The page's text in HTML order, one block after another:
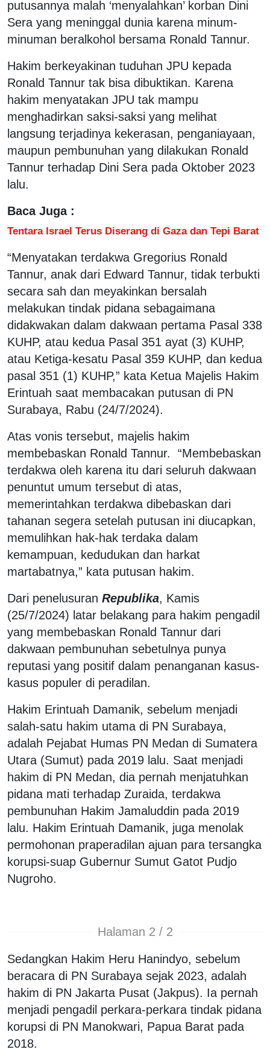
putusannya malah ‘menyalahkan’ korban Dini
Sera yang meninggal dunia karena minum-
minuman beralkohol bersama Ronald Tannur.
Hakim berkeyakinan tuduhan JPU kepada
Ronald Tannur tak bisa dibuktikan. Karena
hakim menyatakan JPU tak mampu
menghadirkan saksi-saksi yang melihat
langsung terjadinya kekerasan, penganiayaan,
maupun pembunuhan yang dilakukan Ronald
Tannur terhadap Dini Sera pada Oktober 2023
lalu.
Baca Juga :
Tentara Israel Terus Diserang di Gaza dan Tepi Barat
“Menyatakan terdakwa Gregorius Ronald
Tannur, anak dari Edward Tannur, tidak terbukti
secara sah dan meyakinkan bersalah
melakukan tindak pidana sebagaimana
didakwakan dalam dakwaan pertama Pasal 338
KUHP, atau kedua Pasal 351 ayat (3) KUHP,
atau Ketiga-kesatu Pasal 359 KUHP, dan kedua
pasal 351 (1) KUHP,” kata Ketua Majelis Hakim
Erintuah saat membacakan putusan di PN
Surabaya, Rabu (24/7/2024).
Atas vonis tersebut, majelis hakim
membebaskan Ronald Tannur. “Membebaskan
terdakwa oleh karena itu dari seluruh dakwaan
penuntut umum tersebut di atas,
memerintahkan terdakwa dibebaskan dari
tahanan segera setelah putusan ini diucapkan,
memulihkan hak-hak terdaka dalam
kemampuan, kedudukan dan harkat
martabatnya,” kata putusan hakim.
Dari penelusuran Republika, Kamis
(25/7/2024) latar belakang para hakim pengadil
yang membebaskan Ronald Tannur dari
dakwaan pembunuhan sebetulnya punya
reputasi yang positif dalam penanganan kasus-
kasus populer di peradilan.
Hakim Erintuah Damanik, sebelum menjadi
salah-satu hakim utama di PN Surabaya,
adalah Pejabat Humas PN Medan di Sumatera
Utara (Sumut) pada 2019 lalu. Saat menjadi
hakim di PN Medan, dia pernah menjatuhkan
pidana mati terhadap Zuraida, terdakwa
pembunuhan Hakim Jamaluddin pada 2019
lalu. Hakim Erintuah Damanik, juga menolak
permohonan praperadilan ajuan para tersangka
korupsi-suap Gubernur Sumut Gatot Pudjo
Nugroho.
Halaman 2 / 2
Sedangkan Hakim Heru Hanindyo, sebelum
beracara di PN Surabaya sejak 2023, adalah
hakim di PN Jakarta Pusat (Jakpus). Ia pernah
menjadi pengadil perkara-perkara tindak pidana
korupsi di PN Manokwari, Papua Barat pada
2018.